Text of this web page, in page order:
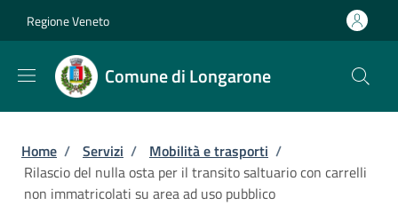
Regione Veneto
Comune di Longarone
Briciole di pane
Home / Servizi / Mobilità e trasporti /
Rilascio del nulla osta per il transito saltuario con carrelli
non immatricolati su area ad uso pubblico